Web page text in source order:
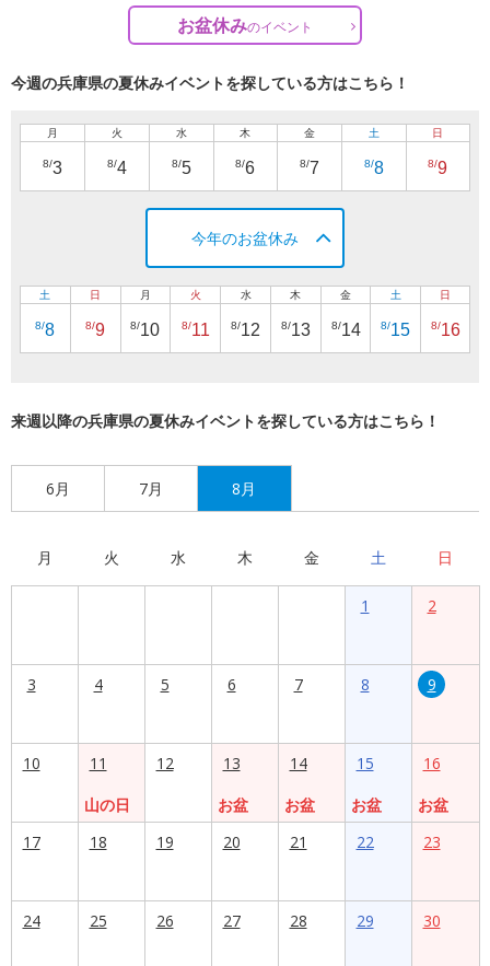
お盆休みのイベント
今週の兵庫県の夏休みイベントを探している方はこちら！
月
8/3
火
8/4
水
8/5
木
8/6
金
8/7
土
8/8
日
8/9
今年のお盆休み
土
8/8
日
8/9
月
8/10
火
8/11
水
8/12
木
8/13
金
8/14
土
8/15
日
8/16
来週以降の兵庫県の夏休みイベントを探している方はこちら！
6月 7月 8月
月 火 水 木 金 土 日
1 2
3 4 5 6 7 8 9
10
11
山の日
12
13
お盆
14
お盆
15
お盆
16
お盆
17
18 19 20 21 22 23
24 25 26 27 28 29 30